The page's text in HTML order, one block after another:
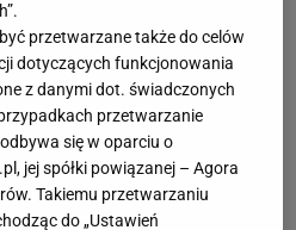
przetwarzane także do celów
dotyczących funkcjonowania
z danymi dot. świadczonych
przetwarzanie
się w oparciu o
jej spółki powiązanej – Agora
Takiemu przetwarzaniu
do „Ustawień